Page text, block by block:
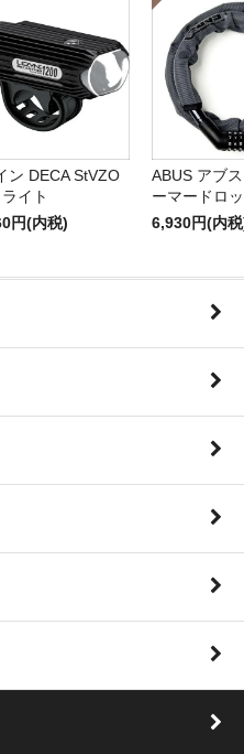
ン DECA StVZO
イト
円(内税)
ABUS アブ
ーマードロ
6,930円(内